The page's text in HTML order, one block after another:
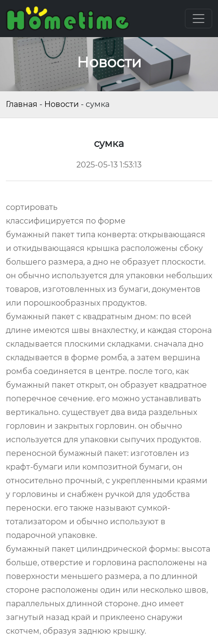
Новости
Главная - Новости - сумка
сумка
2025-05-13 1:53:13
сортировать
классифицируется по форме
бумажный пакет типа конверта: открывающаяся
и откидывающаяся крышка расположены сбоку
большего размера, а дно не образует плоскости.
он обычно используется для упаковки небольших
товаров, изготовленных из бумаги, документов
или порошкообразных продуктов.
бумажный пакет с квадратным дном: по всей
длине имеются швы внахлестку, и каждая сторона
складывается плоскими складками. сначала дно
складывается в форме ромба, а затем вершина
ромба соединяется в центре. после того, как
бумажный пакет открыт, он образует квадратное
поперечное сечение. его можно устанавливать
вертикально. существует два вида раздельных
горловин и закрытых горловин. он обычно
используется для упаковки сыпучих продуктов.
переносной бумажный пакет: изготовлен из
крафт-бумаги или композитной бумаги, он
относительно прочный, с укрепленными краями
у горловины и снабжен ручкой для удобства
переноски. его также называют сумкой-
тотализатором и обычно используют в
подарочной упаковке.
бумажный пакет цилиндрической формы: высота
больше, отверстие и горловина расположены на
поверхности меньшего размера, а по длинной
стороне расположены один или несколько швов,
параллельных длинной стороне. дно имеет
загнутый назад край и приклеено снаружи
скотчем, образуя заднюю крышку.